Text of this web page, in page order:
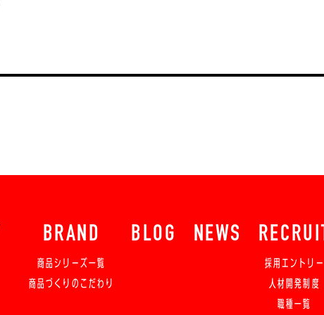
BRAND
商品シリーズ一覧
商品づくりのこだわり
BLOG NEWS
採用エントリー
人材開発制度
職種一覧